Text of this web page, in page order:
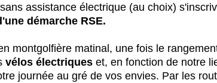
assistance électrique (au choix)
démarche RSE.
montgolfière matinal, une fois le
vélos électriques et, en fonction de notre
journée au gré de vos envies. Par les